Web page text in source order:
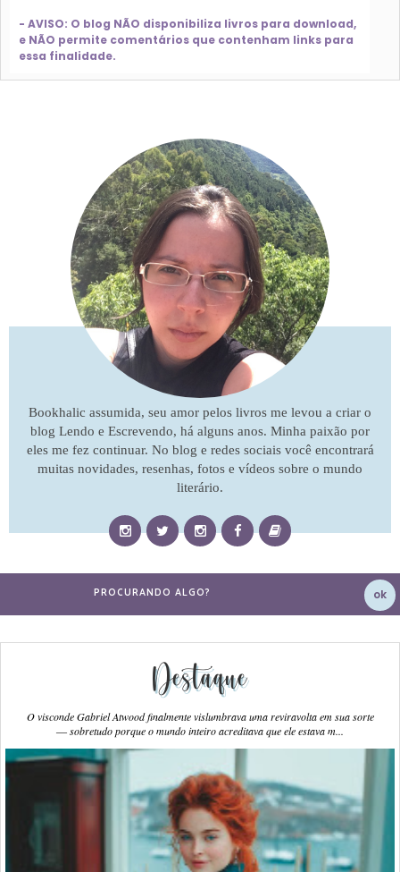
- AVISO: O blog NÃO disponibiliza livros para download,
e NÃO permite comentários que contenham links para
essa finalidade.
Bookhalic assumida, seu amor pelos livros me levou a criar o
blog Lendo e Escrevendo, há alguns anos. Minha paixão por
eles me fez continuar. No blog e redes sociais você encontrará
muitas novidades, resenhas, fotos e vídeos sobre o mundo
literário.
Destaque
O visconde Gabriel Atwood finalmente vislumbrava uma reviravolta em sua sorte
― sobretudo porque o mundo inteiro acreditava que ele estava m...